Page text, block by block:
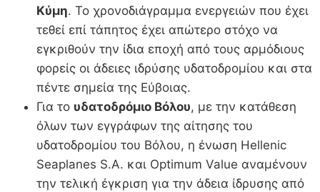
Κύμη. Το χρονοδιάγραμμα ενεργειών που έχει
τεθεί επί τάπητος έχει απώτερο στόχο να
εγκριθούν την ίδια εποχή από τους αρμόδιους
φορείς οι άδειες ιδρύσης υδατοδρομίου και στα
πέντε σημεία της Εύβοιας.
Για το υδατοδρόμιο Βόλου, με την κατάθεση
όλων των εγγράφων της αίτησης του
υδατοδρομίου του Βόλου, η ένωση Hellenic
Seaplanes S.A. και Optimum Value αναμένουν
την τελική έγκριση για την άδεια ίδρυσης από